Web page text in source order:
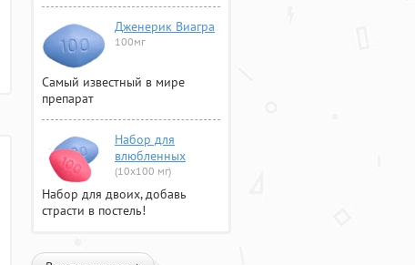
Дженерик Виагра
100мг
Самый известный в мире
препарат
Набор для
влюбленных
(10х100 мг)
Набор для двоих, добавь
страсти в постель!